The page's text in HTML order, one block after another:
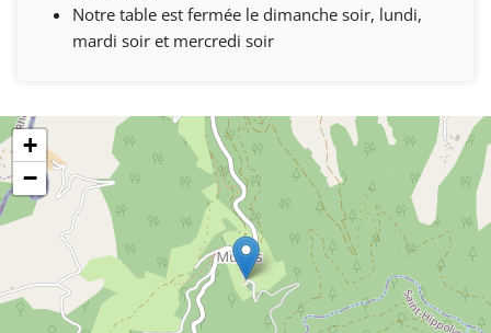
Notre table est fermée le dimanche soir, lundi,
mardi soir et mercredi soir
+
−